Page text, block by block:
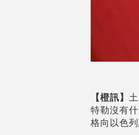
【橙訊】
特勒沒有
格向以色